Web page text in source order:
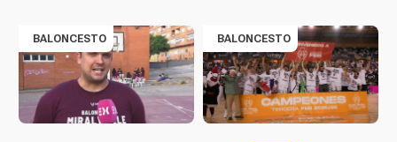
BALONCESTO BALONCESTO